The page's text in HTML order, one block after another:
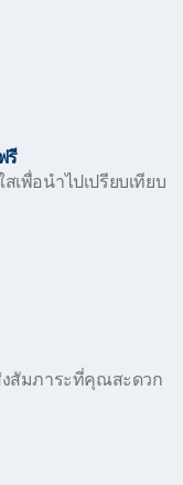
รี
เพื่อนำไปเปรียบเทียบ
งสัมภาระที่คุณสะดวก